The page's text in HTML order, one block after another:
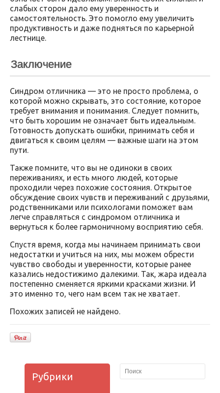
слабых сторон дало ему уверенность и
самостоятельность. Это помогло ему увеличить
продуктивность и даже подняться по карьерной
лестнице.
Заключение
Синдром отличника — это не просто проблема, о
которой можно скрывать, это состояние, которое
требует внимания и понимания. Следует помнить,
что быть хорошим не означает быть идеальным.
Готовность допускать ошибки, принимать себя и
двигаться к своим целям — важные шаги на этом
пути.
Также помните, что вы не одиноки в своих
переживаниях, и есть много людей, которые
проходили через похожие состояния. Открытое
обсуждение своих чувств и переживаний с друзьями,
родственниками или психологами поможет вам
легче справляться с синдромом отличника и
вернуться к более гармоничному восприятию себя.
Спустя время, когда мы начинаем принимать свои
недостатки и учиться на них, мы можем обрести
чувство свободы и уверенности, которые ранее
казались недостижимо далекими. Так, жара идеала
постепенно сменяется яркими красками жизни. И
это именно то, чего нам всем так не хватает.
Похожих записей не найдено.
Рубрики